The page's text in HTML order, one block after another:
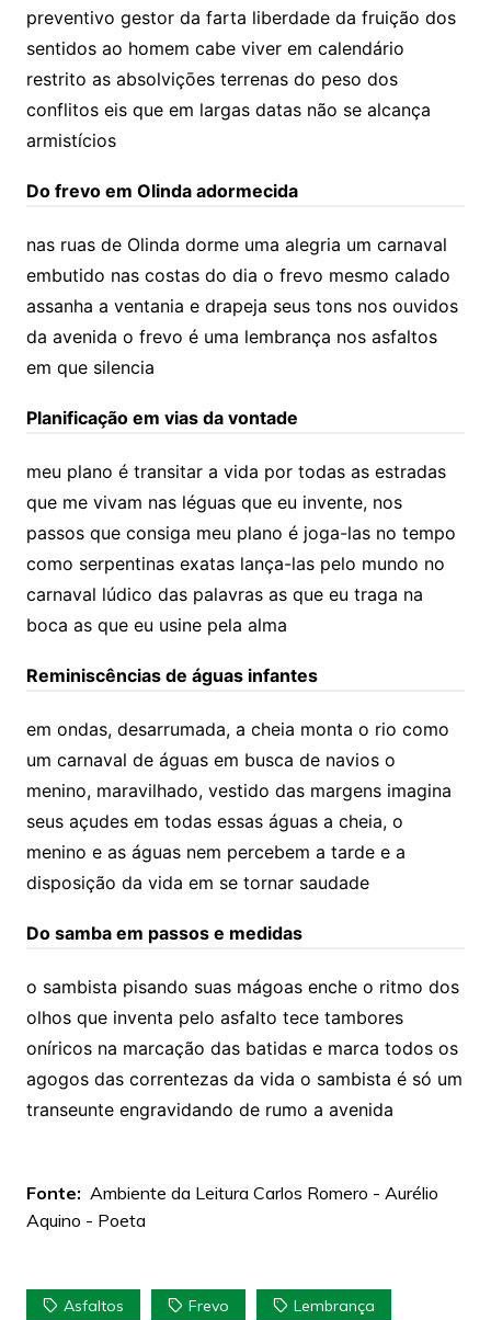
preventivo gestor da farta liberdade da fruição dos
sentidos ao homem cabe viver em calendário
restrito as absolviçōes terrenas do peso dos
conflitos eis que em largas datas não se alcança
armistícios
Do frevo em Olinda adormecida
nas ruas de Olinda dorme uma alegria um carnaval
embutido nas costas do dia o frevo mesmo calado
assanha a ventania e drapeja seus tons nos ouvidos
da avenida o frevo é uma lembrança nos asfaltos
em que silencia
Planificação em vias da vontade
meu plano é transitar a vida por todas as estradas
que me vivam nas léguas que eu invente, nos
passos que consiga meu plano é joga-las no tempo
como serpentinas exatas lança-las pelo mundo no
carnaval lúdico das palavras as que eu traga na
boca as que eu usine pela alma
Reminiscências de águas infantes
em ondas, desarrumada, a cheia monta o rio como
um carnaval de águas em busca de navios o
menino, maravilhado, vestido das margens imagina
seus açudes em todas essas águas a cheia, o
menino e as águas nem percebem a tarde e a
disposição da vida em se tornar saudade
Do samba em passos e medidas
o sambista pisando suas mágoas enche o ritmo dos
olhos que inventa pelo asfalto tece tambores
oníricos na marcação das batidas e marca todos os
agogos das correntezas da vida o sambista é só um
transeunte engravidando de rumo a avenida
Fonte: Ambiente da Leitura Carlos Romero - Aurélio
Aquino - Poeta
Asfaltos Frevo Lembrança